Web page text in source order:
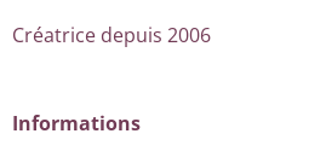
Créatrice depuis 2006
Informations